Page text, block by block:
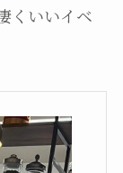
くいいイベ